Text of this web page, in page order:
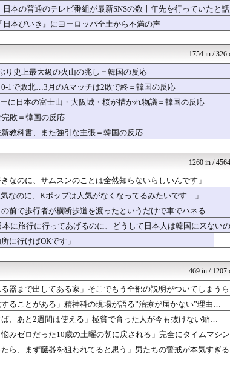
」→「えっ？？？？？？？？？？...
海外トークログ
された事」
ハウメニージャ
意が必要なのか？』、『許可な...
マに「家族全員が激怒中」と警告
韓国ニュース反
しい」
ニチカン！
界が騒然！←「なんて気高いんだ...
本料理がこちらです‥」→「極上...
世界の憂鬱 海外
世界はグーチョキ
たが、なぜイギリスでは騒音を許...
ガラパゴスジャパ
いので、日米協調為替介入のため...
Red4 海外の反応
るチョン・ウォンオ候補に、オ・...
韓国ニュース反
方向に・・・2戦連発の26号...
う？」
海外の万国反応
客数がこちら…」→「Kリーグと...
海外トークログ
ップは人気がなくなって...
かんにゅー -韓国
の激戦、釜山北区甲ではハ・ジ...
韓国ニュース反
を脱ぎ出した」
ニチカン！
ースが連敗ストップ！←「我々は...
海外の反応スポー
ジャーが見つかり話題に！」→「...
世界の憂鬱 海外
面白い記念になる」（海外の反...
海外さんいらっし
カー「速いのか？いいえ。広いの...
！鹿児島市街地を襲う降灰と日本...
感動日本
！鹿児島市街地を襲う降灰と日本...
感動日本
「投票用紙問題、再選挙しろ！」
韓国ニュース反応
世界はグーチョ
続第26号ホームラン！
はろわるど
再開に海外大興奮！（海外の反応...
海外のお前ら 海外
逆転の口火に「三振率＆四球...
マニア・オブ・フ
が25に到達！ → 「3シー...
Red4 海外の反応
ないプレーで退場となる」
ハウメニージャパ
本の普通のテレビ番組が最新SNSの数十年先を行っていたと
本びいき』にヨーロッパ全土から不満の声
1754 in / 326
り史上最大級の火山の兆し＝韓国の反応
1で敗北…3月のAマッチは2敗で終＝韓国の反応
に日本の富士山・大阪城・桜が描かれ物議＝韓国の反応
敗＝韓国の反応
教科書、また強引な主張＝韓国の反応
1260 in /
なのに、サムスンのことは全然知らないらしいんです」
なのに、Kポップは人気がなくなってるみたいです…」
前で歩行者が横断歩道を渡ったというだけで車でハネる
に旅行に行ってあげるのに、どうして日本人は韓国に来ない
に行けばOKです」
469 in / 1207
器まで出してある家」そこでもう全部の説明がついてしまう
ることがある」精神科の現場が語る”治療が届かない”理由…
、あと2週間は使える」極貧で育った人が今も抜けない癖…
みゼロだった10歳の土曜の朝に戻される」完全にタイムマシ
ら、まず臓器を狙われてると思う」男たちの警戒が本気すぎ